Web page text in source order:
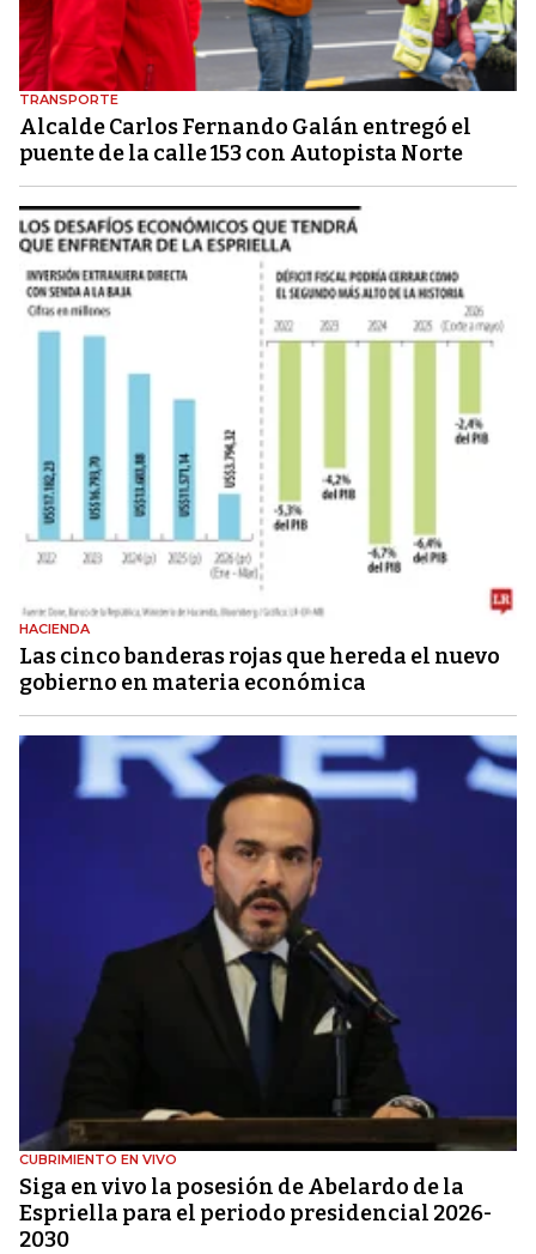
TRANSPORTE
Alcalde Carlos Fernando Galán entregó el
puente de la calle 153 con Autopista Norte
HACIENDA
Las cinco banderas rojas que hereda el nuevo
gobierno en materia económica
CUBRIMIENTO EN VIVO
Siga en vivo la posesión de Abelardo de la
Espriella para el periodo presidencial 2026-
2030